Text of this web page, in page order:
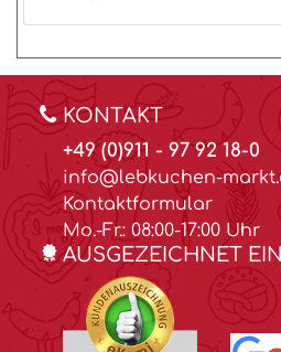
KONTAKT
+49 (0)911 - 97 92 18-0
info@lebkuchen-
Kontaktformular
Mo.-Fr.: 08:00-17:00 Uhr
AUSGEZEICHNET